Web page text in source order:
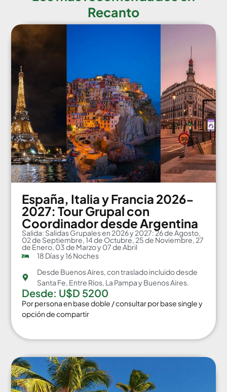
Recanto
España, Italia y Francia 2026-
2027: Tour Grupal con
Coordinador desde Argentina
Salida: Salidas Grupales en 2026 y 2027: 26 de Agosto,
02 de Septiembre, 14 de Octubre, 25 de Noviembre, 27
de Enero, 03 de Marzo y 07 de Abril
18 Días y 16 Noches
Desde Buenos Aires, con traslado incluido desde
Santa Fe, Entre Rios, La Pampa y Buenos Aires.
Desde: U$D 5200
Por persona en base doble / consultar por base single y
opción de compartir